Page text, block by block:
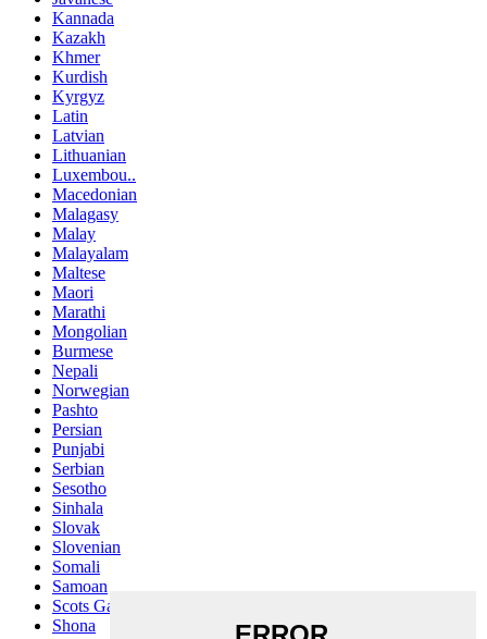
Kannada
Kazakh
Khmer
Kurdish
Kyrgyz
Latin
Latvian
Lithuanian
Luxembou..
Macedonian
Malagasy
Malay
Malayalam
Maltese
Maori
Marathi
Mongolian
Burmese
Nepali
Norwegian
Pashto
Persian
Punjabi
Serbian
Sesotho
Sinhala
Slovak
Slovenian
Somali
Samoan
Scots Gaelic
Shona